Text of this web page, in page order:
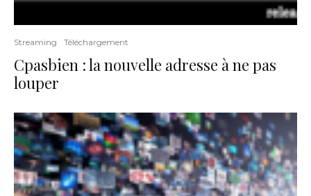
Streaming Téléchargement
Cpasbien : la nouvelle adresse à ne pas
louper